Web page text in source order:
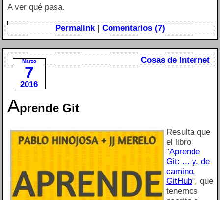
A ver qué pasa.
Permalink| Comentarios (7)
Marzo
7
2016
Cosas de Internet
Aprende Git
Resulta que
el libro
"Aprende
Git: ... y, de
camino,
GitHub", que
tenemos